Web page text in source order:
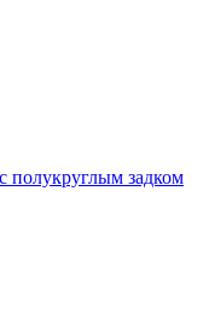
полукруглым задком